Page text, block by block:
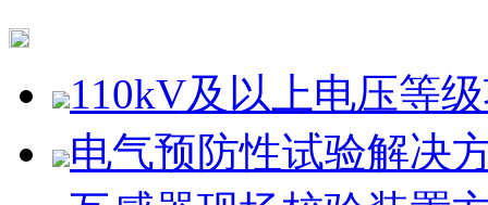
110kV及以上电压等
电气预防性试验解决